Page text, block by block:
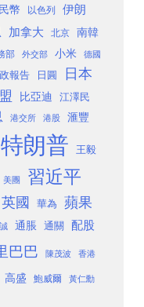
幣 以色列 伊朗
加拿大 北京
南韓
部 外交部 小米 德國
報告 日圓 日本
比亞迪 江澤民
港交所 港股 滙豐
特朗普 王毅
美團 習近平
英國 華為 蘋果
通脹 通關 配股
巴巴 陳茂波 香港
高盛 鮑威爾 黃仁勳